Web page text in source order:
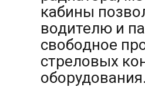
кабины
водителю и
свободное
стреловых